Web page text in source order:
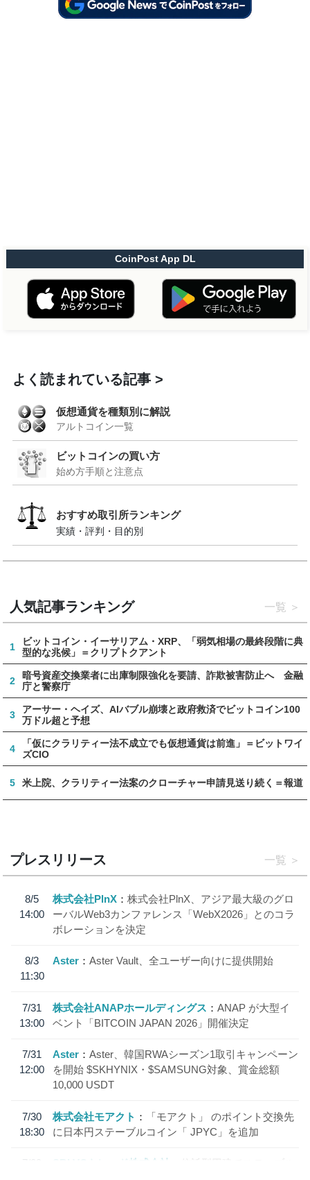
CoinPost App DL
よく読まれている記事
仮想通貨を種類別に解説
アルトコイン一覧
ビットコインの買い方
始め方手順と注意点
おすすめ取引所ランキング
実績・評判・目的別
人気記事ランキング 一覧
1
ビットコイン・イーサリアム・XRP、「弱気相場の最終段階に典
型的な兆候」＝クリプトクアント
2
暗号資産交換業者に出庫制限強化を要請、詐欺被害防止へ 金融
庁と警察庁
3
アーサー・ヘイズ、AIバブル崩壊と政府救済でビットコイン100
万ドル超と予想
4
「仮にクラリティー法不成立でも仮想通貨は前進」＝ビットワイ
ズCIO
5 米上院、クラリティー法案のクローチャー申請見送り続く＝報道
プレスリリース 一覧
8/5
14:00
株式会社PlnX
株式会社PlnX、アジア最大級のグロ
ーバルWeb3カンファレンス「WebX2026」とのコラ
ボレーションを決定
8/3
11:30
Aster Aster Vault、全ユーザー向けに提供開始
7/31
13:00
株式会社ANAPホールディングス
ANAP が大型イ
ベント「BITCOIN JAPAN 2026」開催決定
7/31
12:00
Aster
Aster、韓国RWAシーズン1取引キャンペーン
を開始 $SKHYNIX・$SAMSUNG対象、賞金総額
10,000 USDT
7/30
18:30
株式会社モアクト
「モアクト」 のポイント交換先
に日本円ステーブルコイン「 JPYC」を追加
7/29
SBI VCトレード株式会社
信託型円建てステーブル